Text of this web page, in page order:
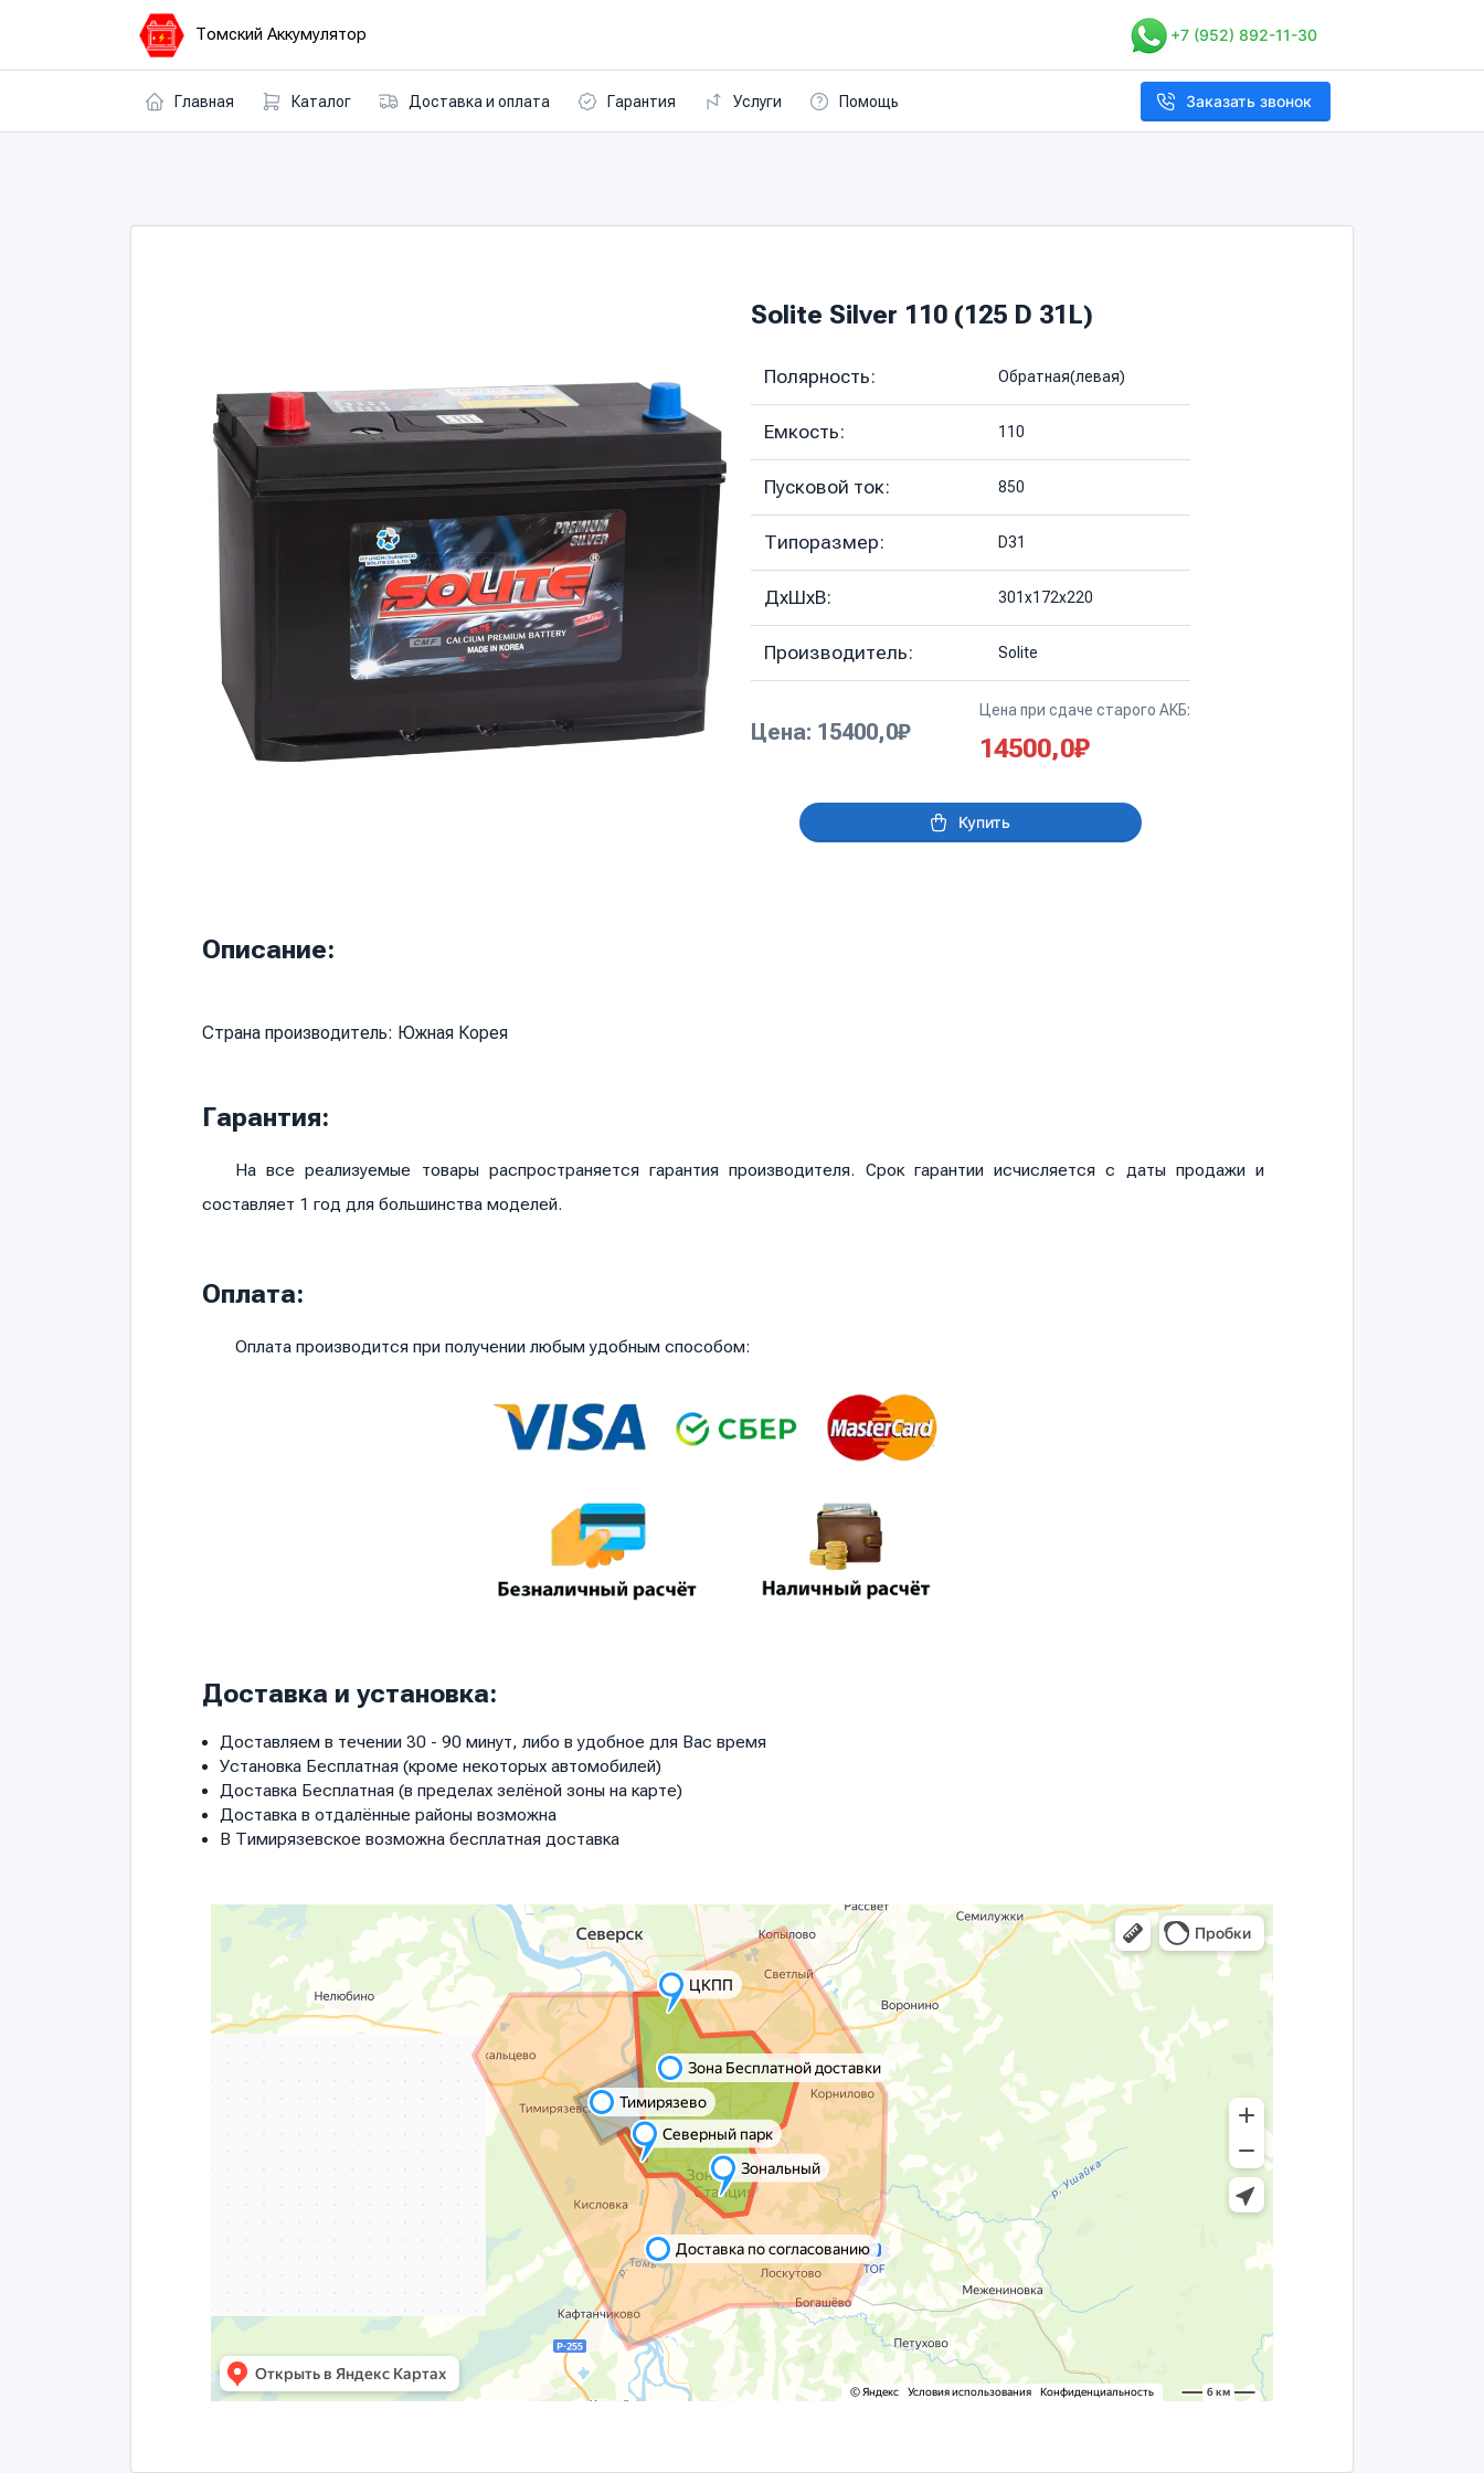
Томский Аккумулятор +7 (952) 892-11-30
Главная Каталог Доставка и оплата Гарантия Услуги Помощь Заказать звонок
Solite Silver 110 (125 D 31L)
Полярность: Обратная(левая)
Емкость: 110
Пусковой ток: 850
Типоразмер: D31
ДхШхВ: 301х172х220
Производитель: Solite
Цена: 15400,0₽
Цена при сдаче старого АКБ:
14500,0₽
Купить
Описание:
Страна производитель: Южная Корея
Гарантия:
На все реализуемые товары распространяется гарантия производителя. Срок гарантии исчисляется с даты продажи и
составляет 1 год для большинства моделей.
Оплата:
Оплата производится при получении любым удобным способом:
Доставка и установка:
Доставляем в течении 30 - 90 минут, либо в удобное для Вас время
Установка Бесплатная (кроме некоторых автомобилей)
Доставка Бесплатная (в пределах зелёной зоны на карте)
Доставка в отдалённые районы возможна
В Тимирязевское возможна бесплатная доставка